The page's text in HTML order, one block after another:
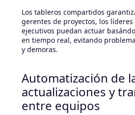
Los tableros compartidos
gerentes de proyectos, los
ejecutivos puedan actuar
en tiempo real, evitando
y demoras.
Automatización de
actualizaciones y
entre equipos